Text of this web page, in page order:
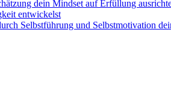
dein Mindset auf Erfüllung
entwickelst
Selbstführung und Selbstmotivation